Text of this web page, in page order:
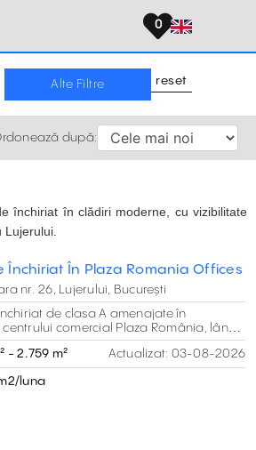
0
Alte Filtre reset
după:
închiriat în clădiri moderne, cu vizibilitate
Închiriat În Plaza Romania Offices
nr. 26, Lujerului, București
de clasa A amenajate în
comercial Plaza România, lângă
- 2.759 m²
Actualizat: 03-08-2026
luna